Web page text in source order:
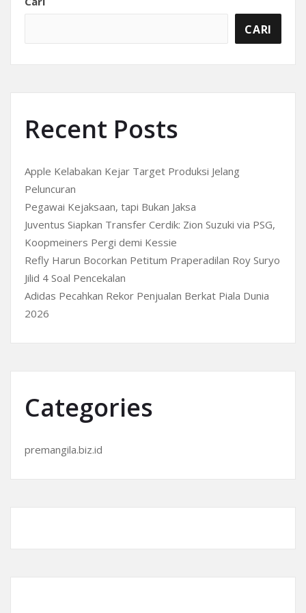
CARI
Recent Posts
Apple Kelabakan Kejar Target Produksi Jelang
Peluncuran
Pegawai Kejaksaan, tapi Bukan Jaksa
Juventus Siapkan Transfer Cerdik: Zion Suzuki via PSG,
Koopmeiners Pergi demi Kessie
Refly Harun Bocorkan Petitum Praperadilan Roy Suryo
Jilid 4 Soal Pencekalan
Adidas Pecahkan Rekor Penjualan Berkat Piala Dunia
2026
Categories
premangila.biz.id